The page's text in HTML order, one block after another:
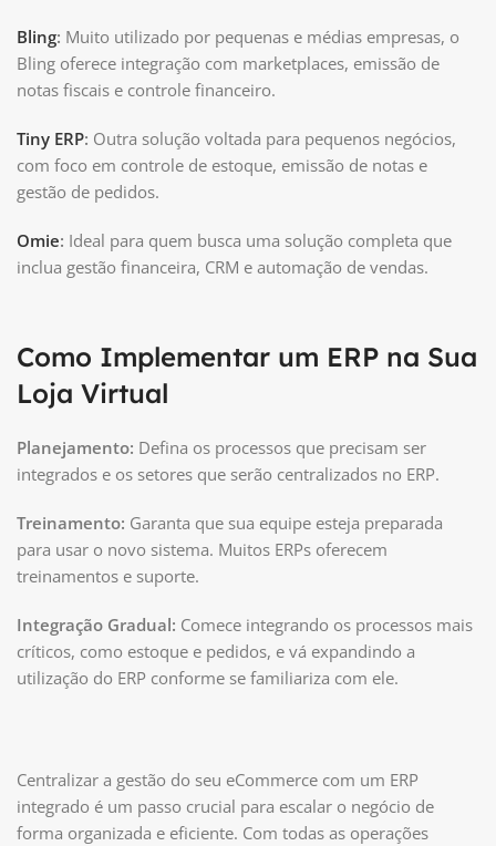
Bling: Muito utilizado por pequenas e médias empresas, o
Bling oferece integração com marketplaces, emissão de
notas fiscais e controle financeiro.
Tiny ERP: Outra solução voltada para pequenos negócios,
com foco em controle de estoque, emissão de notas e
gestão de pedidos.
Omie: Ideal para quem busca uma solução completa que
inclua gestão financeira, CRM e automação de vendas.
Como Implementar um ERP na Sua
Loja Virtual
Planejamento: Defina os processos que precisam ser
integrados e os setores que serão centralizados no ERP.
Treinamento: Garanta que sua equipe esteja preparada
para usar o novo sistema. Muitos ERPs oferecem
treinamentos e suporte.
Integração Gradual: Comece integrando os processos mais
críticos, como estoque e pedidos, e vá expandindo a
utilização do ERP conforme se familiariza com ele.
Centralizar a gestão do seu eCommerce com um ERP
integrado é um passo crucial para escalar o negócio de
forma organizada e eficiente. Com todas as operações